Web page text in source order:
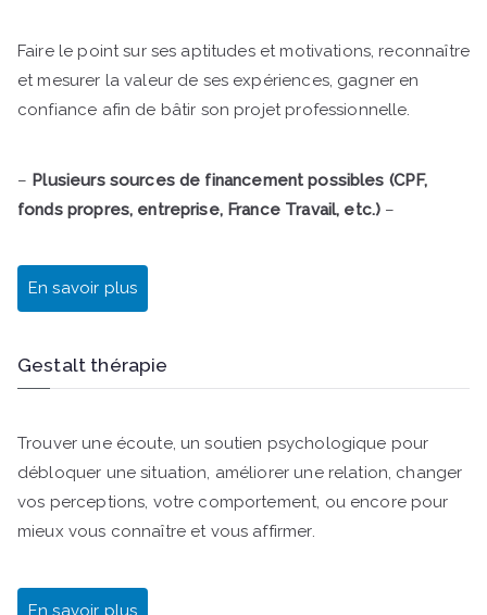
Faire le point sur ses aptitudes et motivations, reconnaître
et mesurer la valeur de ses expériences, gagner en
confiance afin de bâtir son projet professionnelle.
– Plusieurs sources de financement possibles (CPF,
fonds propres, entreprise, France Travail, etc.) –
En savoir plus
Gestalt thérapie
Trouver une écoute, un soutien psychologique pour
débloquer une situation, améliorer une relation, changer
vos perceptions, votre comportement, ou encore pour
mieux vous connaître et vous affirmer.
En savoir plus